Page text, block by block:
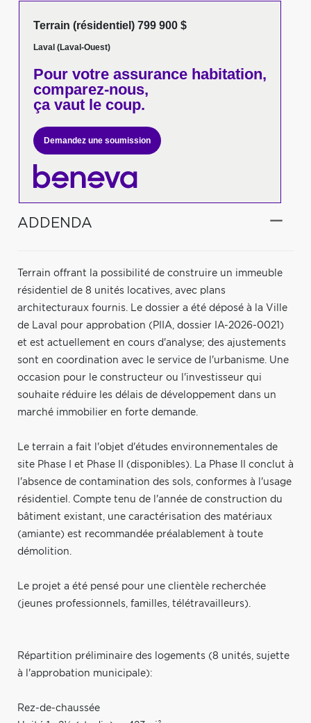
Terrain (résidentiel) 799 900 $
Laval (Laval-Ouest)
Pour votreassurance habitation,
comparez-nous,
ça vaut le coup.
Demandez une soumission
ADDENDA
Terrain offrant la possibilité de construire un immeuble
résidentiel de 8 unités locatives, avec plans
architecturaux fournis. Le dossier a été déposé à la Ville
de Laval pour approbation (PIIA, dossier IA-2026-0021)
et est actuellement en cours d'analyse; des ajustements
sont en coordination avec le service de l'urbanisme. Une
occasion pour le constructeur ou l'investisseur qui
souhaite réduire les délais de développement dans un
marché immobilier en forte demande.
Le terrain a fait l'objet d'études environnementales de
site Phase I et Phase II (disponibles). La Phase II conclut à
l'absence de contamination des sols, conformes à l'usage
résidentiel. Compte tenu de l'année de construction du
bâtiment existant, une caractérisation des matériaux
(amiante) est recommandée préalablement à toute
démolition.
Le projet a été pensé pour une clientèle recherchée
(jeunes professionnels, familles, télétravailleurs).
Répartition préliminaire des logements (8 unités, sujette
à l'approbation municipale):
Rez-de-chaussée